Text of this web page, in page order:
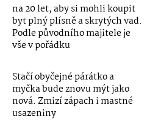
na 20 let, aby si mohli koupit
byt plný plísně a skrytých vad.
Podle původního majitele je
vše v pořádku
Stačí obyčejné párátko a
myčka bude znovu mýt jako
nová. Zmizí zápach i mastné
usazeniny